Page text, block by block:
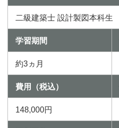
二級建築士 設計製図本科生
学習期間
約3ヵ月
費用（税込）
148,000円